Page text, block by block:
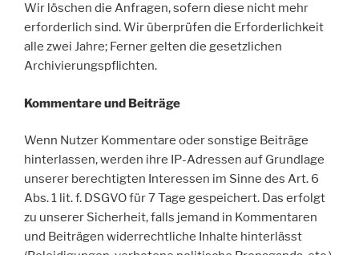
Wir löschen die Anfragen, sofern diese nicht mehr
erforderlich sind. Wir überprüfen die Erforderlichkeit
alle zwei Jahre; Ferner gelten die gesetzlichen
Archivierungspflichten.
Kommentare und Beiträge
Wenn Nutzer Kommentare oder sonstige Beiträge
hinterlassen, werden ihre IP-Adressen auf Grundlage
unserer berechtigten Interessen im Sinne des Art. 6
Abs. 1 lit. f. DSGVO für 7 Tage gespeichert. Das erfolgt
zu unserer Sicherheit, falls jemand in Kommentaren
und Beiträgen widerrechtliche Inhalte hinterlässt